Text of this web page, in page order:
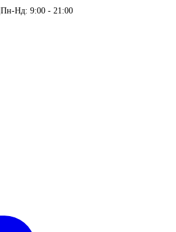
Пн-Нд: 9:00 - 21:00